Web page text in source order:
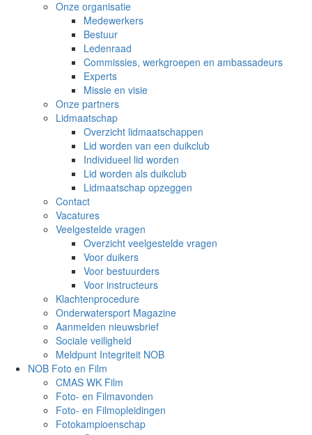
Onze organisatie
Medewerkers
Bestuur
Ledenraad
Commissies, werkgroepen en ambassadeurs
Experts
Missie en visie
Onze partners
Lidmaatschap
Overzicht lidmaatschappen
Lid worden van een duikclub
Individueel lid worden
Lid worden als duikclub
Lidmaatschap opzeggen
Contact
Vacatures
Veelgestelde vragen
Overzicht veelgestelde vragen
Voor duikers
Voor bestuurders
Voor instructeurs
Klachtenprocedure
Onderwatersport Magazine
Aanmelden nieuwsbrief
Sociale veiligheid
Meldpunt Integriteit NOB
NOB Foto en Film
CMAS WK Film
Foto- en Filmavonden
Foto- en Filmopleidingen
Fotokampioenschap